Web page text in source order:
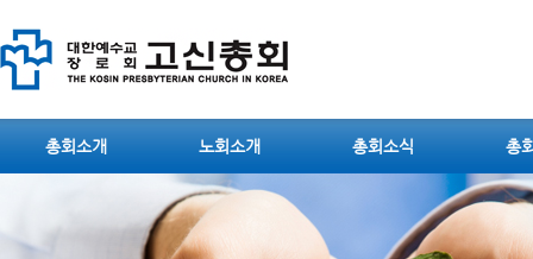
총회소개 노회소개 총회소식 총